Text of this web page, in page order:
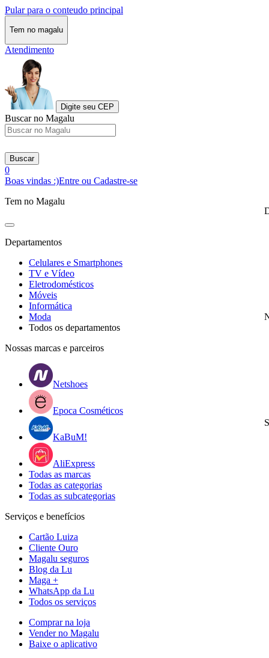
Pular para o conteudo principal
Tem no magalu
Atendimento
Digite seu CEP
Buscar no Magalu
Buscar
0
Boas vindas :)Entre ou Cadastre-se
Tem no Magalu
Departamentos
Celulares e Smartphones
TV e Vídeo
Eletrodomésticos
Móveis
Informática
Moda
Todos os departamentos
Nossas marcas e parceiros
Netshoes
Epoca Cosméticos
KaBuM!
AliExpress
Todas as marcas
Todas as categorias
Todas as subcategorias
Serviços e benefícios
Cartão Luiza
Cliente Ouro
Magalu seguros
Blog da Lu
Maga +
WhatsApp da Lu
Todos os serviços
Comprar na loja
Vender no Magalu
Baixe o aplicativo